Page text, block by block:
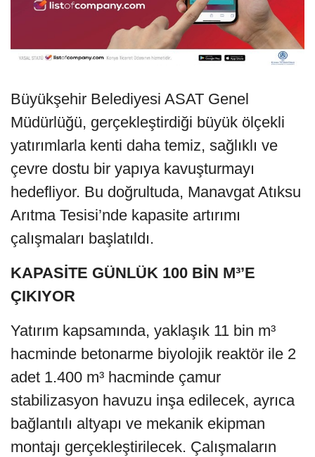
Büyükşehir Belediyesi ASAT Genel
Müdürlüğü, gerçekleştirdiği büyük ölçekli
yatırımlarla kenti daha temiz, sağlıklı ve
çevre dostu bir yapıya kavuşturmayı
hedefliyor. Bu doğrultuda, Manavgat Atıksu
Arıtma Tesisi’nde kapasite artırımı
çalışmaları başlatıldı.
KAPASİTE GÜNLÜK 100 BİN M³’E
ÇIKIYOR
Yatırım kapsamında, yaklaşık 11 bin m³
hacminde betonarme biyolojik reaktör ile 2
adet 1.400 m³ hacminde çamur
stabilizasyon havuzu inşa edilecek, ayrıca
bağlantılı altyapı ve mekanik ekipman
montajı gerçekleştirilecek. Çalışmaların